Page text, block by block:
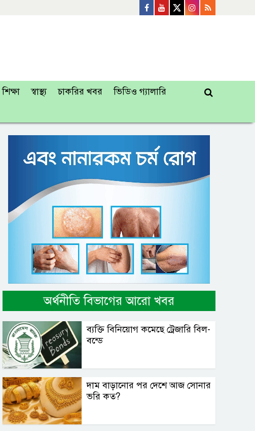
শিক্ষা স্বাস্থ্য চাকরির খবর
ভিডিও গ্যালারি
অর্থনীতি বিভাগের আরো খবর
ব্যক্তি বিনিয়োগ কমেছে ট্রেজারি বিল-
বন্ডে
দাম বাড়ানোর পর দেশে আজ সোনার
ভরি কত?